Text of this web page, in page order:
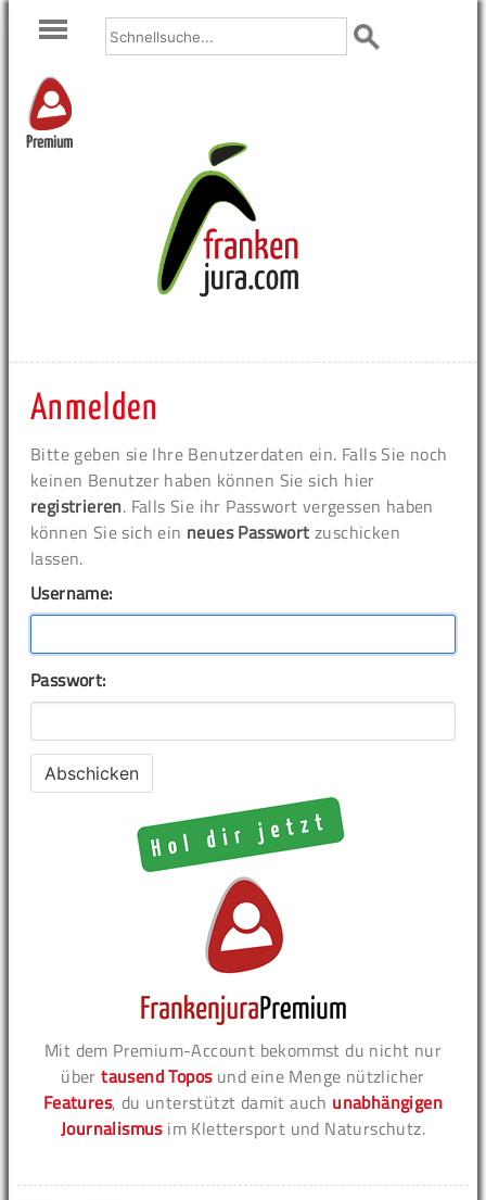
Premium
Anmelden
Bitte geben sie Ihre Benutzerdaten ein. Falls Sie noch
keinen Benutzer haben können Sie sich hier
registrieren. Falls Sie ihr Passwort vergessen haben
können Sie sich ein neues Passwort zuschicken
lassen.
Username:
Passwort:
Mit dem Premium-Account bekommst du nicht nur
übertausend Toposund eine Menge nützlicher
Features, du unterstützt damit auch unabhängigen
Journalismusim Klettersport und Naturschutz.